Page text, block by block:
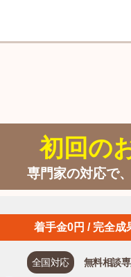
初回の
専門家の対応で
着手金0円 / 完全成
全国対応 無料相談